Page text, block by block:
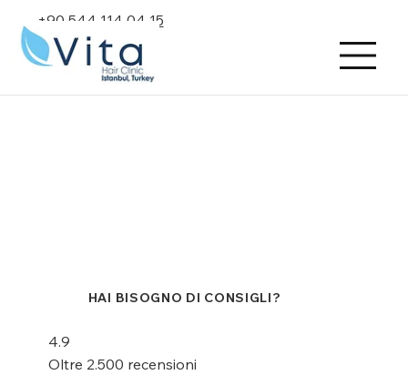
+90 544 114 04 15
HAI BISOGNO DI CONSIGLI?
4.9
Oltre 2.500 recensioni